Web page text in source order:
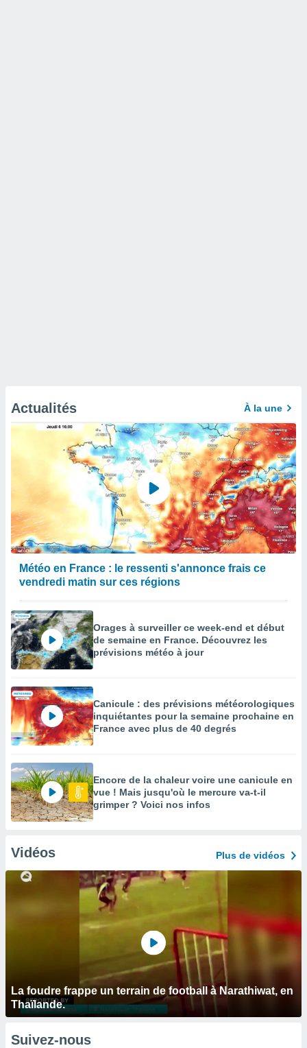
Actualités À la une
Météo en France : le ressenti s'annonce frais ce
vendredi matin sur ces régions
Orages à surveiller ce week-end et début
de semaine en France. Découvrez les
prévisions météo à jour
Canicule : des prévisions météorologiques
inquiétantes pour la semaine prochaine en
France avec plus de 40 degrés
Encore de la chaleur voire une canicule en
vue ! Mais jusqu'où le mercure va-t-il
grimper ? Voici nos infos
Vidéos Plus de vidéos
La foudre frappe un terrain de football à Narathiwat, en
Thaïlande.
Suivez-nous